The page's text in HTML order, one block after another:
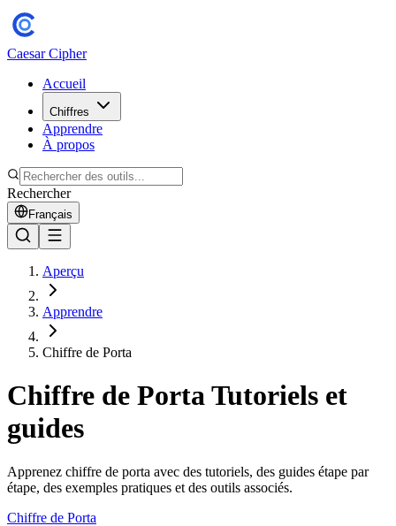
Caesar Cipher
Accueil
Chiffres
Apprendre
À propos
Rechercher
Français
Aperçu
Apprendre
Chiffre de Porta
Chiffre de Porta Tutoriels et
guides
Apprenez chiffre de porta avec des tutoriels, des guides étape par
étape, des exemples pratiques et des outils associés.
Chiffre de Porta